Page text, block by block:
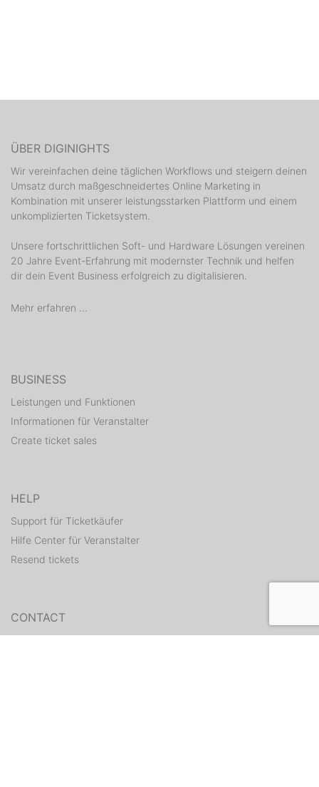
ÜBER DIGINIGHTS
Wir vereinfachen deine täglichen Workflows und steigern deinen
Umsatz durch maßgeschneidertes Online Marketing in
Kombination mit unserer leistungsstarken Plattform und einem
unkomplizierten Ticketsystem.
Unsere fortschrittlichen Soft- und Hardware Lösungen vereinen
20 Jahre Event-Erfahrung mit modernster Technik und helfen
dir dein Event Business erfolgreich zu digitalisieren.
Mehr erfahren ...
BUSINESS
Leistungen und Funktionen
Informationen für Veranstalter
Create ticket sales
HELP
Support für Ticketkäufer
Hilfe Center für Veranstalter
Resend tickets
CONTACT